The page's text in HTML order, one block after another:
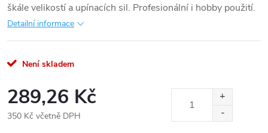
škále velikostí a upínacích sil. Profesionální i hobby použití.
Detailní informace
Není skladem
289,26 Kč
350 Kč včetně DPH